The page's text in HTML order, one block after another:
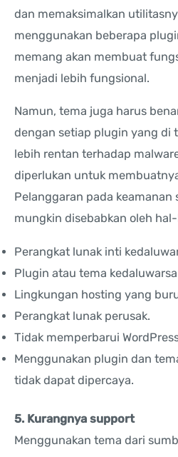
dan memaksimalkan
menggunakan beberapa
memang akan membuat
menjadi lebih fungsional.
Namun, tema juga harus
dengan setiap plugin yang di
lebih rentan terhadap
diperlukan untuk
Pelanggaran pada keamanan
mungkin disebabkan oleh
Perangkat lunak inti
Plugin atau tema
Lingkungan hosting yang
Perangkat lunak perusak.
Tidak memperbarui
Menggunakan plugin dan
tidak dapat dipercaya.
5. Kurangnya support
Menggunakan tema dari